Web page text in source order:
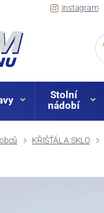
Instagram
Stolní
nádobí
KŘIŠŤÁL A SKLO